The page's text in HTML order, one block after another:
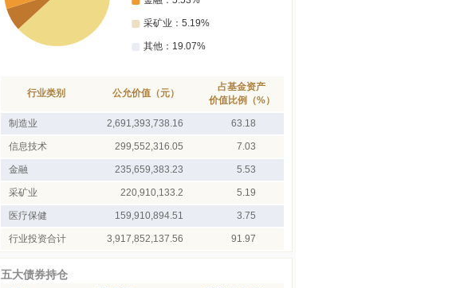
行业类别 公允价值（元）
占基金资产
价值比例（%）
制造业 2,691,393,738.16 63.18
信息技术 299,552,316.05 7.03
金融 235,659,383.23 5.53
采矿业 220,910,133.2 5.19
医疗保健 159,910,894.51 3.75
行业投资合计 3,917,852,137.56 91.97
五大债券持仓